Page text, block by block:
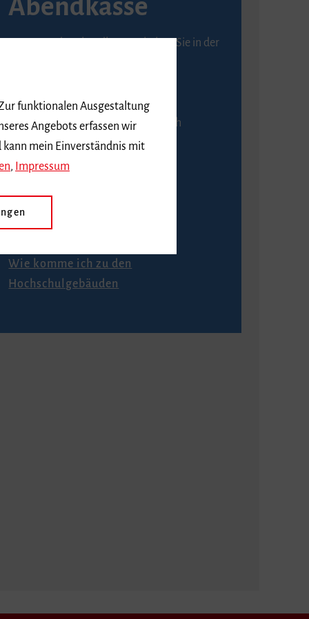
Abendkasse
Karten an der Abendkasse erhalten Sie in der
An der Abendkasse ist ausschließlich
Barzahlung möglich.
Anfahrt
Wie komme ich zu den
Hochschulgebäuden
funktionalen Ausgestaltung
Angebots erfassen wir
kann mein Einverständnis mit
, Impressum